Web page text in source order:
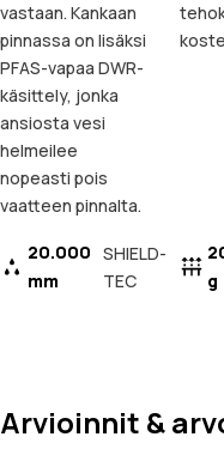
vastaan. Kankaan
pinnassa on lisäksi
PFAS-vapaa DWR-
käsittely, jonka
ansiosta vesi
helmeilee
nopeasti pois
vaatteen pinnalta.
20.000
mm
SHIELD-
TEC
g
Arvioinnit &